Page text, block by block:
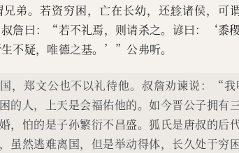
弟。若资穷困，亡在长幼，还轸诸侯，可
詹曰：“若不礼焉，则请杀之。谚曰：‘黍
不疑，唯德之基。’”公弗听。
，郑文公也不以礼待他。叔詹劝谏说：“
的人，上天是会福佑他的。如今晋公子拥有
，怕的是子孙繁衍不昌盛。狐氏是唐叔的后
虽然逃难离国，但是举动得体，长久处于